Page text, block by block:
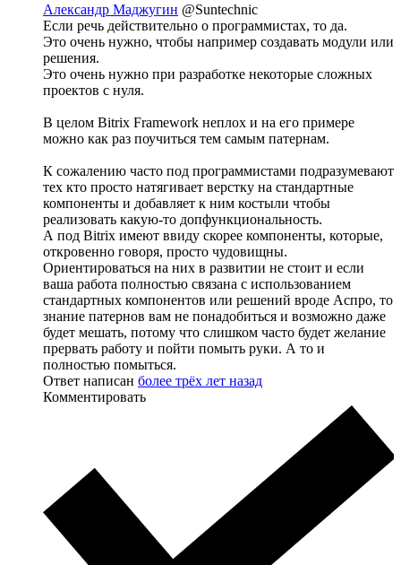
Александр Маджугин @Suntechnic
Если речь действительно о программистах, то да.
Это очень нужно, чтобы например создавать модули или
решения.
Это очень нужно при разработке некоторые сложных
проектов с нуля.
В целом Bitrix Framework неплох и на его примере
можно как раз поучиться тем самым патернам.
К сожалению часто под программистами подразумевают
тех кто просто натягивает верстку на стандартные
компоненты и добавляет к ним костыли чтобы
реализовать какую-то допфункциональность.
А под Bitrix имеют ввиду скорее компоненты, которые,
откровенно говоря, просто чудовищны.
Ориентироваться на них в развитии не стоит и если
ваша работа полностью связана с использованием
стандартных компонентов или решений вроде Аспро, то
знание патернов вам не понадобиться и возможно даже
будет мешать, потому что слишком часто будет желание
прервать работу и пойти помыть руки. А то и
полностью помыться.
Ответ написан более трёх лет назад
Комментировать